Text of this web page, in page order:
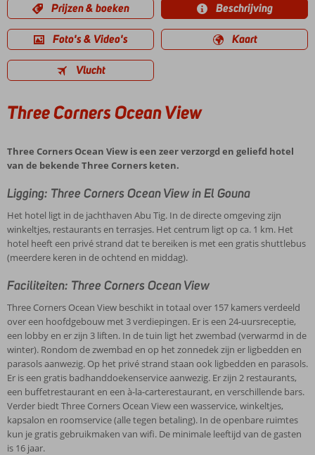
Prijzen & boeken Beschrijving
Foto's & Video's Kaart
Vlucht
Three Corners Ocean View
Three Corners Ocean View is een zeer verzorgd en geliefd hotel
van de bekende Three Corners keten.
Ligging: Three Corners Ocean View in El Gouna
Het hotel ligt in de jachthaven Abu Tig. In de directe omgeving zijn
winkeltjes, restaurants en terrasjes. Het centrum ligt op ca. 1 km. Het
hotel heeft een privé strand dat te bereiken is met een gratis shuttlebus
(meerdere keren in de ochtend en middag).
Faciliteiten: Three Corners Ocean View
Three Corners Ocean View beschikt in totaal over 157 kamers verdeeld
over een hoofdgebouw met 3 verdiepingen. Er is een 24-uursreceptie,
een lobby en er zijn 3 liften. In de tuin ligt het zwembad (verwarmd in de
winter). Rondom de zwembad en op het zonnedek zijn er ligbedden en
parasols aanwezig. Op het privé strand staan ook ligbedden en parasols.
Er is een gratis badhanddoekenservice aanwezig. Er zijn 2 restaurants,
een buffetrestaurant en een à-la-carterestaurant, en verschillende bars.
Verder biedt Three Corners Ocean View een wasservice, winkeltjes,
kapsalon en roomservice (alle tegen betaling). In de openbare ruimtes
kun je gratis gebruikmaken van wifi. De minimale leeftijd van de gasten
is 16 jaar.